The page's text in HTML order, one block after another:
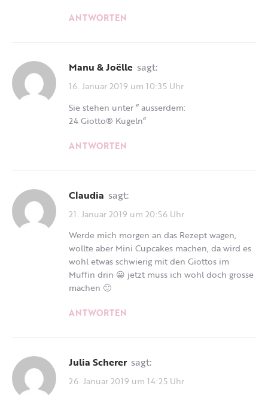
ANTWORTEN
Manu & Joëlle sagt:
16. Januar 2019 um 10:35 Uhr
Sie stehen unter “ ausserdem:
24 Giotto® Kugeln“
ANTWORTEN
Claudia sagt:
21. Januar 2019 um 20:56 Uhr
Werde mich morgen an das Rezept wagen,
wollte aber Mini Cupcakes machen, da wird es
wohl etwas schwierig mit den Giottos im
Muffin drin 😀 jetzt muss ich wohl doch grosse
machen 🙂
ANTWORTEN
Julia Scherer sagt:
26. Januar 2019 um 14:25 Uhr